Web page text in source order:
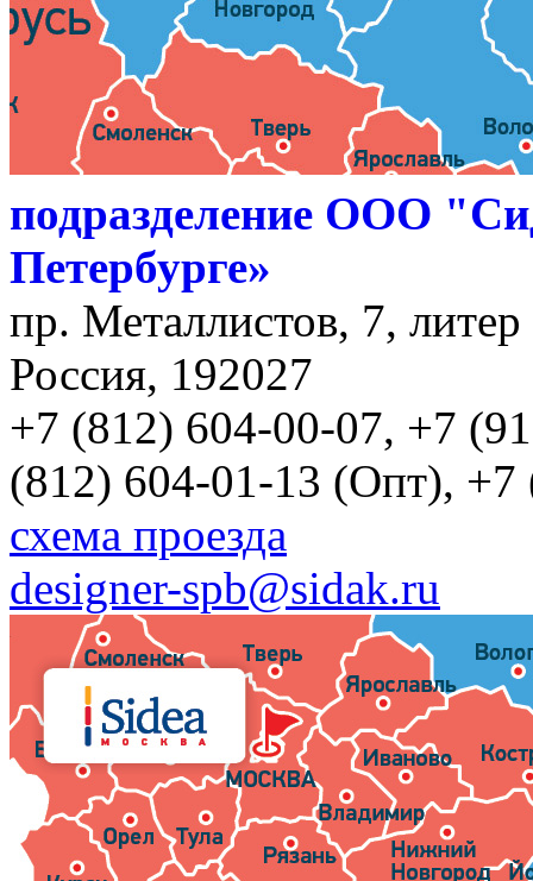
подразделение ООО
Петербурге»
пр. Металлистов, 7,
Россия, 192027
+7 (812) 604-00-07, +7
(812) 604-01-13 (Опт), +7
схема проезда
designer-spb@sidak.ru